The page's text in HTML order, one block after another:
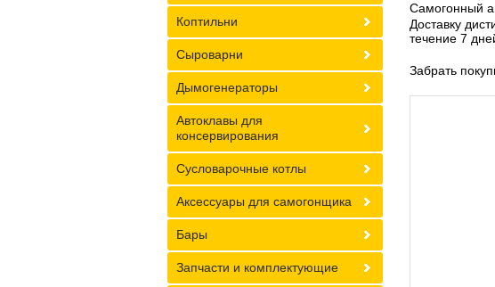
Самогонный
Доставку
течение 7
Забрать
Коптильни
Сыроварни
Дымогенераторы
Автоклавы для
консервирования
Сусловарочные котлы
Аксессуары для самогонщика
Бары
Запчасти и комплектующие